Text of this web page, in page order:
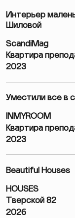
Интерьер
Шиловой
ScandiMag
Квартира
2023
Уместили все в
INMYROOM
Квартира
2023
Beautiful Houses
HOUSES
Тверской 82
2026